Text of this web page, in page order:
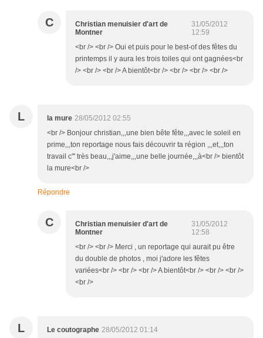
C
Christian menuisier d'art de
Montner
31/05/2012
12:59
<br /> <br /> Oui et puis pour le best-of des fêtes du
printemps il y aura les trois toiles qui ont gagnées<br
/> <br /> <br /> A bientôt<br /> <br /> <br /> <br />
L la mure 28/05/2012 02:55
<br /> Bonjour christian,,,une bien bête fête,,,avec le soleil en
prime,,,ton reportage nous fais découvrir ta région ,,,et,,,ton
travail c''' très beau,,,j'aime,,,une belle journée,,,à<br /> bientôt
la mure<br />
Répondre
C
Christian menuisier d'art de
Montner
31/05/2012
12:58
<br /> <br /> Merci , un reportage qui aurait pu être
du double de photos , moi j'adore les fêtes
variées<br /> <br /> <br /> A bientôt<br /> <br /> <br />
<br />
L Le coutographe 28/05/2012 01:14